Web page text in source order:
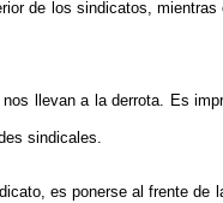
de los sindicatos,
llevan a la derrota. Es
sindicales.
es ponerse al frente